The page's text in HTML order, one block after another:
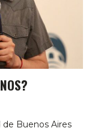
de Buenos Aires